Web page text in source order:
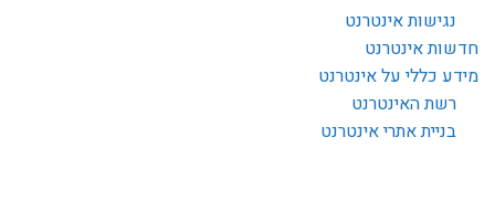
אינטרנט
אינטרנט
כללי על אינטרנט
האינטרנט
אתרי אינטרנט